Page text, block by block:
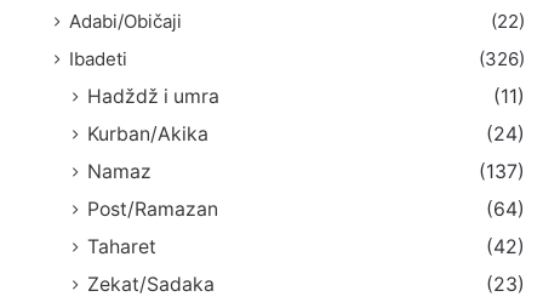
Adabi/Običaji
(22)
Ibadeti
(326)
Hadždž i umra
(11)
Kurban/Akika
(24)
Namaz
(137)
Post/Ramazan
(64)
Taharet
(42)
Zekat/Sadaka
(23)